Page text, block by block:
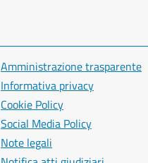
Amministrazione trasparente
Informativa privacy
Cookie Policy
Social Media Policy
Note legali